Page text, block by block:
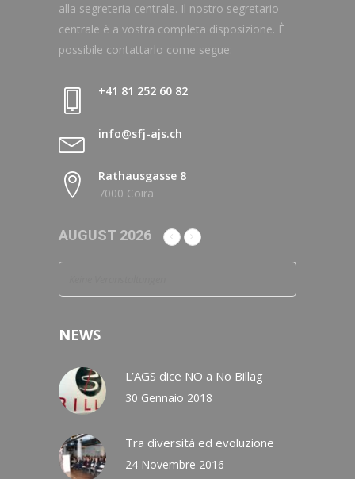
alla segreteria centrale. Il nostro segretario
centrale è a vostra completa disposizione. È
possibile contattarlo come segue:
+41 81 252 60 82
info@sfj-ajs.ch
Rathausgasse 8
7000 Coira
AUGUST 2026
NEWS
L’AGS dice NO a No Billag
30 Gennaio 2018
Tra diversità ed evoluzione
24 Novembre 2016